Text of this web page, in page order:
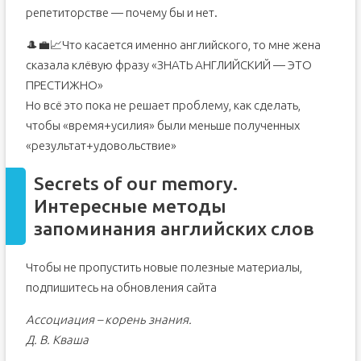
репетиторстве — почему бы и нет.
🎩💼📈Что касается именно английского, то мне жена
сказала клёвую фразу «ЗНАТЬ АНГЛИЙСКИЙ — ЭТО
ПРЕСТИЖНО»
Но всё это пока не решает проблему, как сделать,
чтобы «время+усилия» были меньше полученных
«результат+удовольствие»
Secrets of our memory.
Интересные методы
запоминания английских слов
Чтобы не пропустить новые полезные материалы,
подпишитесь на обновления сайта
Ассоциация – корень знания.
Д. В. Кваша